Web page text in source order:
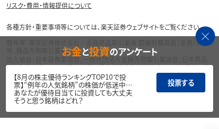
リスク・費用・情報提供について
各種方針・重要事項等については、楽天証券ウェブサイトをご覧ください。
商号等：楽天証券株式会社／金融商品取引業者 関東財務局長（金商）第195
号、商品先物取引業者
加入協会：日本証券業協会、一般社団法人金融先物取引業協会、日本商品
先物取引協会、一般社団法人第二種金融商品取引業協会、一般社団法人資
産運用業協会
Copyright©
1999-2026 Rakuten Securities, Inc. All
お金と投資のアンケート
【8月の株主優待ランキングTOP10で投
票】“例年の人気銘柄”の株価が低迷中…
あなたが優待目当てに投資しても大丈夫
そうと思う銘柄はどれ？
投票する